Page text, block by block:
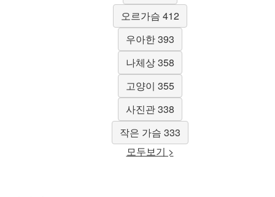
오르가슴 412
우아한 393
나체상 358
고양이 355
사진관 338
작은 가슴 333
모두보기 >